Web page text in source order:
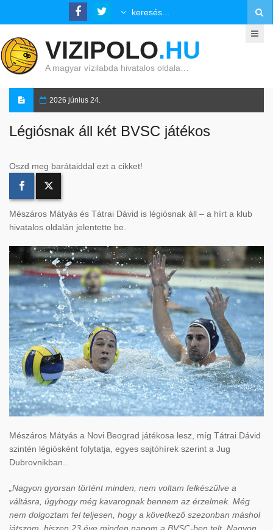
VIZIPOLO.HU
A magyar vízilabda hivatalos oldala…
2026 június 24.
Légiósnak áll két BVSC játékos
Oszd meg barátaiddal ezt a cikket!
Mészáros Mátyás és Tátrai Dávid is légiósnak áll – a hírt a klub
hivatalos oldalán jelentette be.
Mészáros Mátyás a Novi Beograd játékosa lesz, míg Tátrai Dávid
szintén légiósként folytatja, egyes sajtóhírek szerint a Jug
Dubrovnikban..
„Nagyon gyorsan történt minden, nem voltam felkészülve a
váltásra, úgyhogy még kavarognak bennem az érzelmek. Még
nem dolgoztam fel teljesen, hogy a következő szezonban máshol
játszom, hiszen 23 éve minden napom a BVSC-ben telt. Nagyon